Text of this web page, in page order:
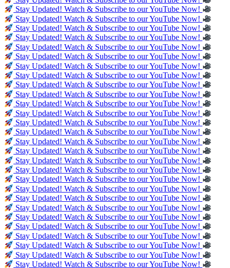
Stay Updated! Watch & Subscribe to our YouTube Now!
Stay Updated! Watch & Subscribe to our YouTube Now!
Stay Updated! Watch & Subscribe to our YouTube Now!
Stay Updated! Watch & Subscribe to our YouTube Now!
Stay Updated! Watch & Subscribe to our YouTube Now!
Stay Updated! Watch & Subscribe to our YouTube Now!
Stay Updated! Watch & Subscribe to our YouTube Now!
Stay Updated! Watch & Subscribe to our YouTube Now!
Stay Updated! Watch & Subscribe to our YouTube Now!
Stay Updated! Watch & Subscribe to our YouTube Now!
Stay Updated! Watch & Subscribe to our YouTube Now!
Stay Updated! Watch & Subscribe to our YouTube Now!
Stay Updated! Watch & Subscribe to our YouTube Now!
Stay Updated! Watch & Subscribe to our YouTube Now!
Stay Updated! Watch & Subscribe to our YouTube Now!
Stay Updated! Watch & Subscribe to our YouTube Now!
Stay Updated! Watch & Subscribe to our YouTube Now!
Stay Updated! Watch & Subscribe to our YouTube Now!
Stay Updated! Watch & Subscribe to our YouTube Now!
Stay Updated! Watch & Subscribe to our YouTube Now!
Stay Updated! Watch & Subscribe to our YouTube Now!
Stay Updated! Watch & Subscribe to our YouTube Now!
Stay Updated! Watch & Subscribe to our YouTube Now!
Stay Updated! Watch & Subscribe to our YouTube Now!
Stay Updated! Watch & Subscribe to our YouTube Now!
Stay Updated! Watch & Subscribe to our YouTube Now!
Stay Updated! Watch & Subscribe to our YouTube Now!
Stay Updated! Watch & Subscribe to our YouTube Now!